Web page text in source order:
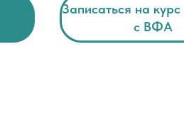
Записаться на
с ВФА